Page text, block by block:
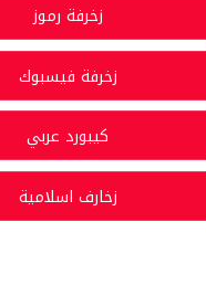
زخرفة رموز
زخرفة فيسبوك
كيبورد عربي
زخارف اسلامية